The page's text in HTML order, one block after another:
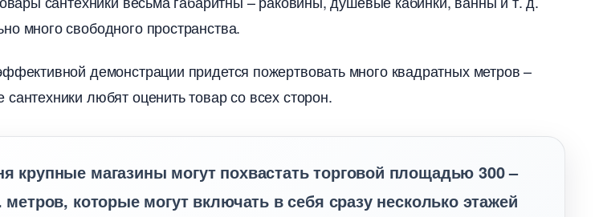
много свободного пространства.
демонстрации придется пожертвовать много квадратных метров –
любят оценить товар со всех сторон.
крупные магазины могут похвастать торговой площадью 300 –
метров, которые могут включать в себя сразу несколько этажей